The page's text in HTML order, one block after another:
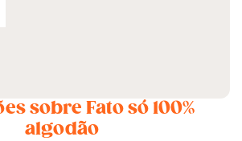
sobre Fato só 100%
algodão